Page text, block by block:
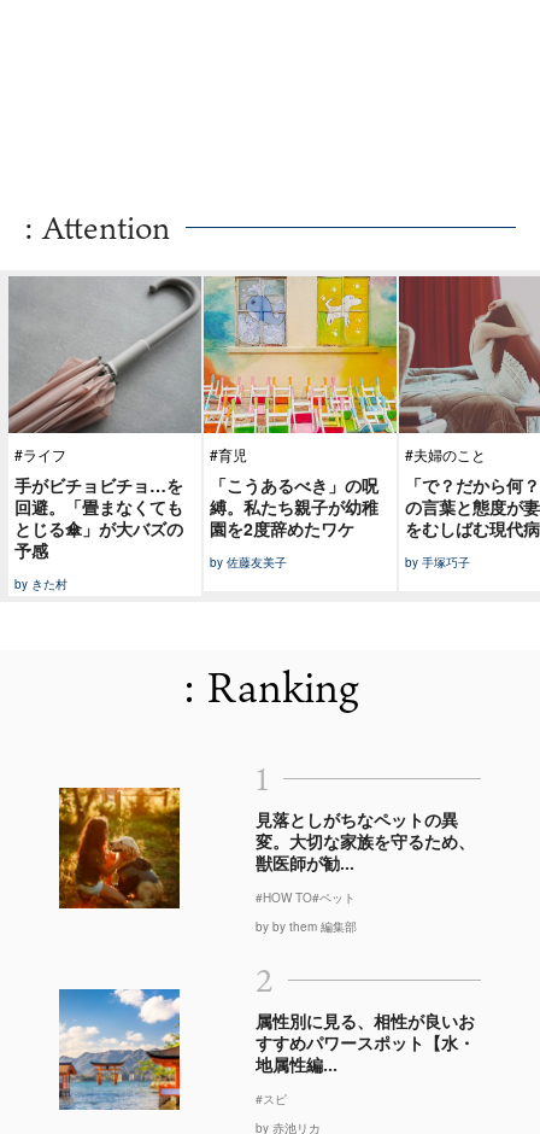
: Attention
#ライフ
手がビチョビチョ…を
回避。「畳まなくても
とじる傘」が大バズの
予感
by きた村
#育児
「こうあるべき」の呪
縛。私たち親子が幼稚
園を2度辞めたワケ
by 佐藤友美子
#夫婦のこと
「で？だから何
の言葉と態度が
をむしばむ現代病
by 手塚巧子
: Ranking
1
見落としがちなペットの異
変。大切な家族を守るため、
獣医師が勧...
#HOW TO#ペット
by by them 編集部
2
属性別に見る、相性が良いお
すすめパワースポット【水・
地属性編...
#スピ
by 赤池リカ